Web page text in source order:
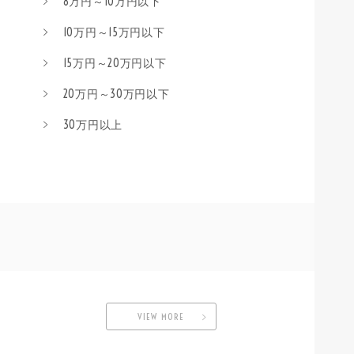
10万円～15万円以下
15万円～20万円以下
20万円～30万円以下
30万円以上
VIEW MORE